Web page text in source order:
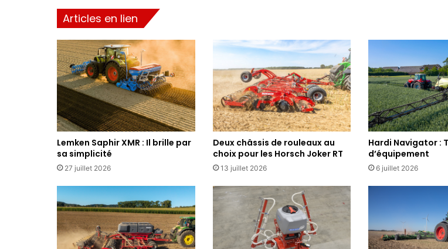
Articles en lien
Lemken Saphir XMR : Il brille par
sa simplicité
27 juillet 2026
Deux châssis de rouleaux au
choix pour les Horsch Joker RT
13 juillet 2026
Hardi Navigator :
d’équipement
6 juillet 2026